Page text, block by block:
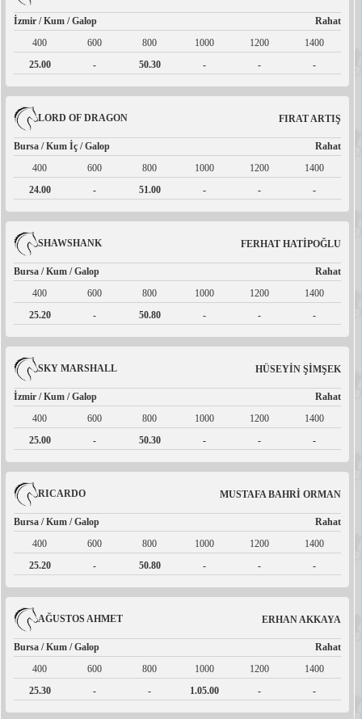
İzmir / Kum / Galop
Rahat
400
600 800 1000 1200
1400
25.00
- 50.30 - - -
LORD OF DRAGON FIRAT ARTIŞ
Bursa / Kum İç / Galop
Rahat
400
600 800 1000 1200
1400
24.00
- 51.00 - - -
SHAWSHANK FERHAT HATİPOĞLU
Bursa / Kum / Galop
Rahat
400
600 800 1000 1200
1400
25.20
- 50.80 - - -
SKY MARSHALL HÜSEYİN ŞİMŞEK
İzmir / Kum / Galop
Rahat
400
600 800 1000 1200
1400
25.00
- 50.30 - - -
RICARDO MUSTAFA BAHRİ ORMAN
Bursa / Kum / Galop
Rahat
400
600 800 1000 1200
1400
25.20
- 50.80 - - -
AĞUSTOS AHMET ERHAN AKKAYA
Bursa / Kum / Galop
Rahat
400
600 800 1000 1200
1400
25.30
- - 1.05.00 - -